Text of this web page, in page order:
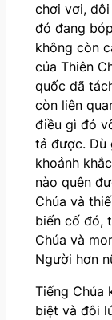
chơi vơi,
đó đang
không còn
của Thiên
quốc đã
còn liên
điều gì đó
tả được. Dù
khoảnh
nào quên
Chúa và
biến cố đó,
Chúa và
Người hơn
Tiếng Chúa
biệt và đôi